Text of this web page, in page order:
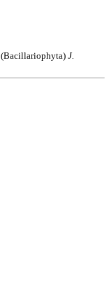
(Bacillariophyta) J.